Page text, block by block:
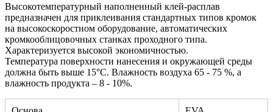
Высокотемпературный наполненный клей-расплав
предназначен для приклеивания стандартных типов кромок
на высокоскоростном оборудование, автоматических
кромкооблицовочных станках проходного типа.
Характеризуется высокой экономичностью.
Температура поверхности нанесения и окружающей среды
должна быть выше 15°С. Влажность воздуха 65 - 75 %, а
влажность продукта – 8 - 10%.